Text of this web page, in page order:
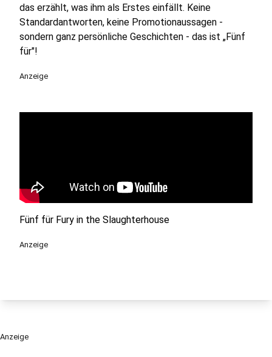
das erzählt, was ihm als Erstes einfällt. Keine
Standardantworten, keine Promotionaussagen -
sondern ganz persönliche Geschichten - das ist „Fünf
für"!
Anzeige
Fünf für Fury in the Slaughterhouse
Anzeige
Anzeige